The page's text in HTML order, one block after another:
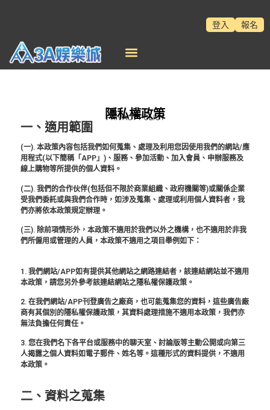
登入 報名
隱私權政策
PRIVACY POLICY
一、適用範圍
(一). 本政策內容包括我們如何蒐集、處理及利用您因使用我們的網站/應
用程式(以下簡稱「APP」)、服務、參加活動、加入會員、申辦服務及
線上購物等所提供的個人資料。
(二). 我們的合作伙伴(包括但不限於商業組織、政府機關等)或關係企業
受我們委託或與我們合作時，如涉及蒐集、處理或利用個人資料者，我
們亦將依本政策規定辦理。
(三). 除前項情形外，本政策不適用於我們以外之機構，也不適用於非我
們所僱用或管理的人員，本政策不適用之項目舉例如下：
1. 我們網站/APP如有提供其他網站之網路連結者，該連結網站並不適用
本政策，請您另外參考該連結網站之隱私權保護政策。
2. 在我們網站/APP刊登廣告之廠商，也可能蒐集您的資料，這些廣告廠
商有其個別的隱私權保護政策，其資料處理措施不適用本政策，我們亦
無法負擔任何責任。
3. 您在我們名下各平台或服務中的聊天室、討論版等主動公開或向第三
人揭露之個人資料如電子郵件、姓名等。這種形式的資料提供，不適用
本政策。
二、資料之蒐集